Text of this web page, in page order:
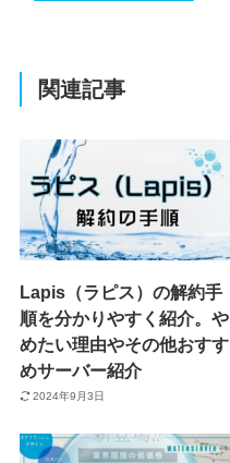
関連記事
Lapis（ラピス）の解約手
順を分かりやすく紹介。や
めたい理由やその他おすす
めサーバー紹介
2024年9月3日